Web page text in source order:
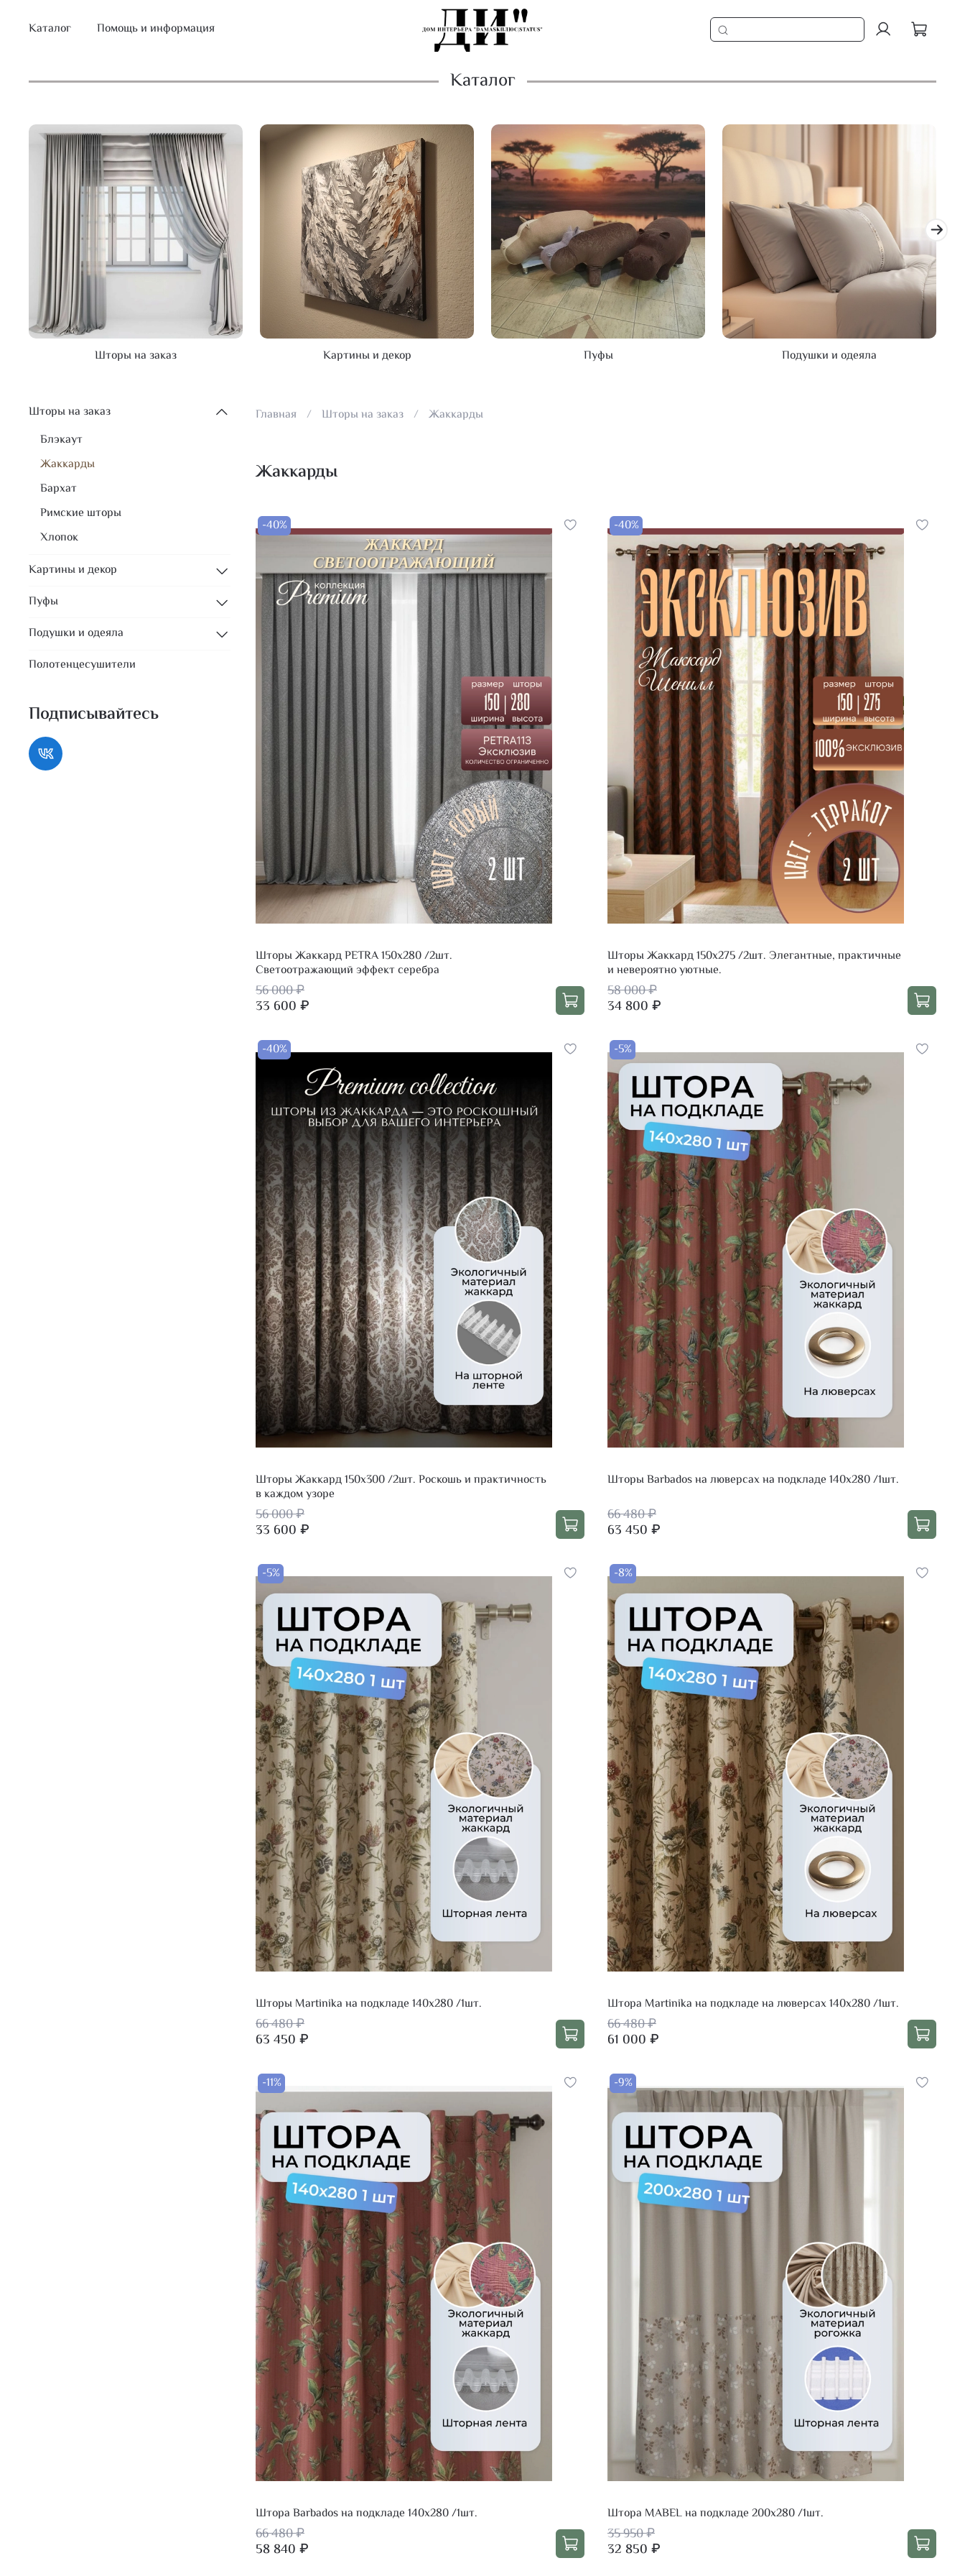
Каталог Помощь и информация
Каталог
Шторы на заказ Картины и декор Пуфы Подушки и одеяла
Главная Шторы на заказ Жаккарды
Жаккарды
-40%
Шторы Жаккард PETRA 150х280 /2шт.
Светоотражающий эффект серебра
56 000 ₽
33 600 ₽
-40%
Шторы Жаккард 150х275 /2шт. Элегантные, практичные
и невероятно уютные.
58 000 ₽
34 800 ₽
-40%
Шторы Жаккард 150х300 /2шт. Роскошь и практичность
в каждом узоре
56 000 ₽
33 600 ₽
-5%
Шторы Barbados на люверсах на подкладе 140х280 /1шт.
66 480 ₽
63 450 ₽
-5%
Шторы Martinika на подкладе 140х280 /1шт.
66 480 ₽
63 450 ₽
-8%
Штора Martinika на подкладе на люверсах 140х280 /1шт.
66 480 ₽
61 000 ₽
-11%
Штора Barbados на подкладе 140х280 /1шт.
66 480 ₽
58 840 ₽
-9%
Штора MABEL на подкладе 200х280 /1шт.
35 950 ₽
32 850 ₽
Шторы на заказ
Блэкаут
Жаккарды
Бархат
Римские шторы
Хлопок
Картины и декор
Пуфы
Подушки и одеяла
Полотенцесушители
Подписывайтесь